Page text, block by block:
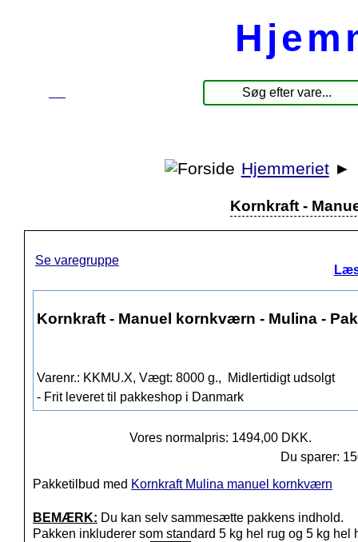
Hjemmeriet ►
Kornkraft -
Se varegruppe
Kornkraft - Manuel kornkværn - Mulina -
Varenr.: KKMU.X, Vægt: 8000 g.,
Midlertidigt udsolgt
- Frit leveret til pakkeshop i Danmark
Vores normalpris: 1494,00 DKK.
Du sparer:
Pakketilbud med Kornkraft Mulina manuel kornkværn
BEMÆRK: Du kan selv sammesætte pakkens indhold.
Pakken inkluderer som standard 5 kg hel rug og 5 kg